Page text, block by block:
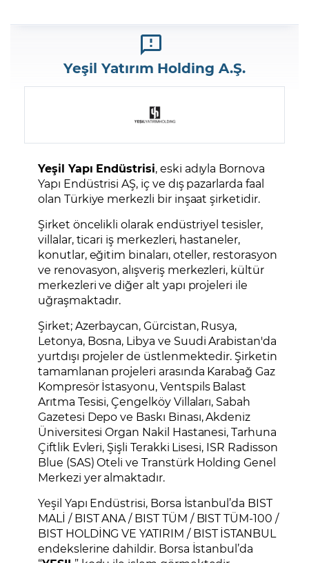
Yeşil Yatırım Holding A.Ş.
Yeşil Yapı Endüstrisi, eski adıyla Bornova
Yapı Endüstrisi AŞ, iç ve dış pazarlarda faal
olan Türkiye merkezli bir inşaat şirketidir.
Şirket öncelikli olarak endüstriyel tesisler,
villalar, ticari iş merkezleri, hastaneler,
konutlar, eğitim binaları, oteller, restorasyon
ve renovasyon, alışveriş merkezleri, kültür
merkezleri ve diğer alt yapı projeleri ile
uğraşmaktadır.
Şirket; Azerbaycan, Gürcistan, Rusya,
Letonya, Bosna, Libya ve Suudi Arabistan'da
yurtdışı projeler de üstlenmektedir. Şirketin
tamamlanan projeleri arasında Karabağ Gaz
Kompresör İstasyonu, Ventspils Balast
Arıtma Tesisi, Çengelköy Villaları, Sabah
Gazetesi Depo ve Baskı Binası, Akdeniz
Üniversitesi Organ Nakil Hastanesi, Tarhuna
Çiftlik Evleri, Şişli Terakki Lisesi, ISR Radisson
Blue (SAS) Oteli ve Transtürk Holding Genel
Merkezi yer almaktadır.
Yeşil Yapı Endüstrisi, Borsa İstanbul’da BIST
MALİ / BIST ANA / BIST TÜM / BIST TÜM-100 /
BIST HOLDİNG VE YATIRIM / BIST İSTANBUL
endekslerine dahildir. Borsa İstanbul’da